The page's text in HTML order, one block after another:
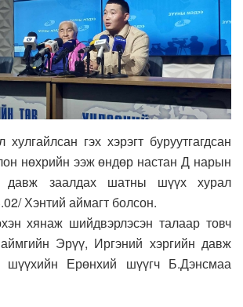
гэх хэрэгт буруутгагдсан
нөхрийн ээж өндөр настан Д нарын
давж заалдах шатны шүүх хурал
Хэнтий аймагт болсон.
хянаж шийдвэрлэсэн талаар товч
Эрүү, Иргэний хэргийн давж
Ерөнхий шүүгч Б.Дэнсмаа